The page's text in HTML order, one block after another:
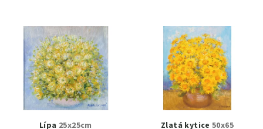
Lípa 25x25cm Zlatá kytice50x65